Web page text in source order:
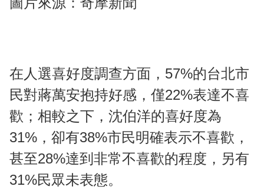
在人選喜好度調查方面，57%的台北市
民對蔣萬安抱持好感，僅22%表達不喜
歡；相較之下，沈伯洋的喜好度為
31%，卻有38%市民明確表示不喜歡，
甚至28%達到非常不喜歡的程度，另有
31%民眾未表態。